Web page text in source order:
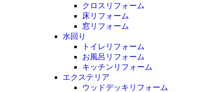
クロスリフォーム
床リフォーム
窓リフォーム
水回り
トイレリフォーム
お風呂リフォーム
キッチンリフォーム
エクステリア
ウッドデッキリフォーム